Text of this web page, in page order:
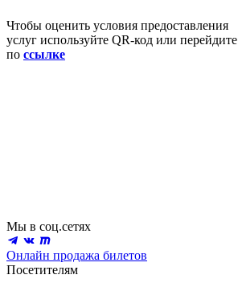
Чтобы оценить условия предоставления
услуг используйте QR-код или перейдите
по ссылке
Мы в соц.сетях
Онлайн продажа билетов
Посетителям